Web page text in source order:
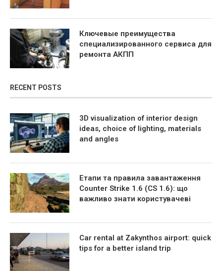
Ключевые преимущества
специализированного сервиса для
ремонта АКПП
RECENT POSTS
3D visualization of interior design
ideas, choice of lighting, materials
and angles
Етапи та правила завантаження
Counter Strike 1.6 (CS 1.6): що
важливо знати користувачеві
Car rental at Zakynthos airport: quick
tips for a better island trip